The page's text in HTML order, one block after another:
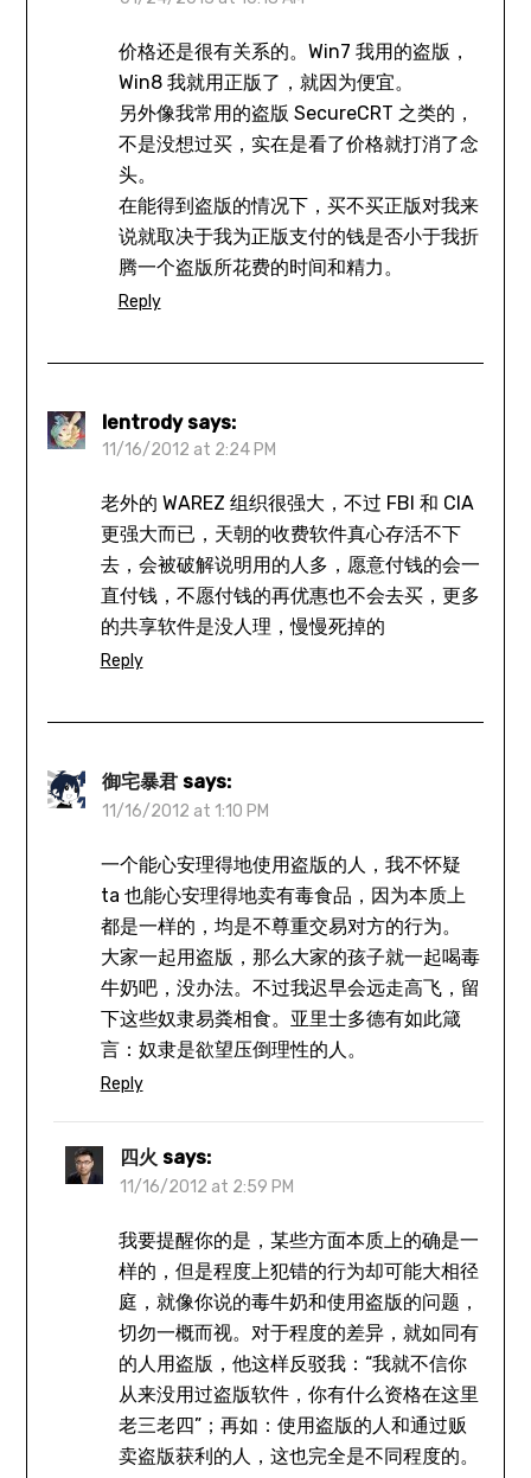
价格还是很有关系的。Win7 我用的盗版，
Win8 我就用正版了，就因为便宜。
另外像我常用的盗版 SecureCRT 之类的，
不是没想过买，实在是看了价格就打消了念
头。
在能得到盗版的情况下，买不买正版对我来
说就取决于我为正版支付的钱是否小于我折
腾一个盗版所花费的时间和精力。
Reply
lentrody says:
11/16/2012 at 2:24 PM
老外的 WAREZ 组织很强大，不过 FBI 和 CIA
更强大而已，天朝的收费软件真心存活不下
去，会被破解说明用的人多，愿意付钱的会一
直付钱，不愿付钱的再优惠也不会去买，更多
的共享软件是没人理，慢慢死掉的
Reply
御宅暴君 says:
11/16/2012 at 1:10 PM
一个能心安理得地使用盗版的人，我不怀疑
ta 也能心安理得地卖有毒食品，因为本质上
都是一样的，均是不尊重交易对方的行为。
大家一起用盗版，那么大家的孩子就一起喝毒
牛奶吧，没办法。不过我迟早会远走高飞，留
下这些奴隶易粪相食。亚里士多德有如此箴
言：奴隶是欲望压倒理性的人。
Reply
四火 says:
11/16/2012 at 2:59 PM
我要提醒你的是，某些方面本质上的确是一
样的，但是程度上犯错的行为却可能大相径
庭，就像你说的毒牛奶和使用盗版的问题，
切勿一概而视。对于程度的差异，就如同有
的人用盗版，他这样反驳我：“我就不信你
从来没用过盗版软件，你有什么资格在这里
老三老四”；再如：使用盗版的人和通过贩
卖盗版获利的人，这也完全是不同程度的。